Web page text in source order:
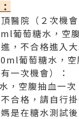
醫院（２次機會
葡萄糖水，空
，不合格進入
葡萄糖水，
一次機會）：
，空腹抽血一
合格，請自行
是在糖水測試